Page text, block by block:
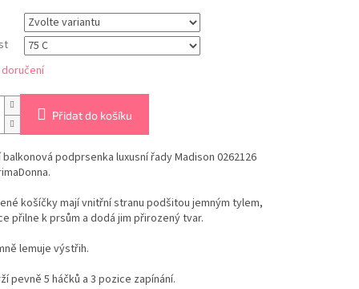
Přidat do košíku
balkonová podprsenka luxusní řady Madison 0262126
košíčky mají vnitřní stranu podšitou jemným tylem,
přilne k prsům a dodá jim přirozený tvar.
lemuje výstřih.
pevně 5 háčků a 3 pozice zapínání.